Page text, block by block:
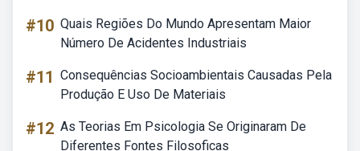
#10 Quais Regiões Do Mundo Apresentam Maior
Número De Acidentes Industriais
#11 Consequências Socioambientais Causadas Pela
Produção E Uso De Materiais
#12 As Teorias Em Psicologia Se Originaram De
Diferentes Fontes Filosoficas